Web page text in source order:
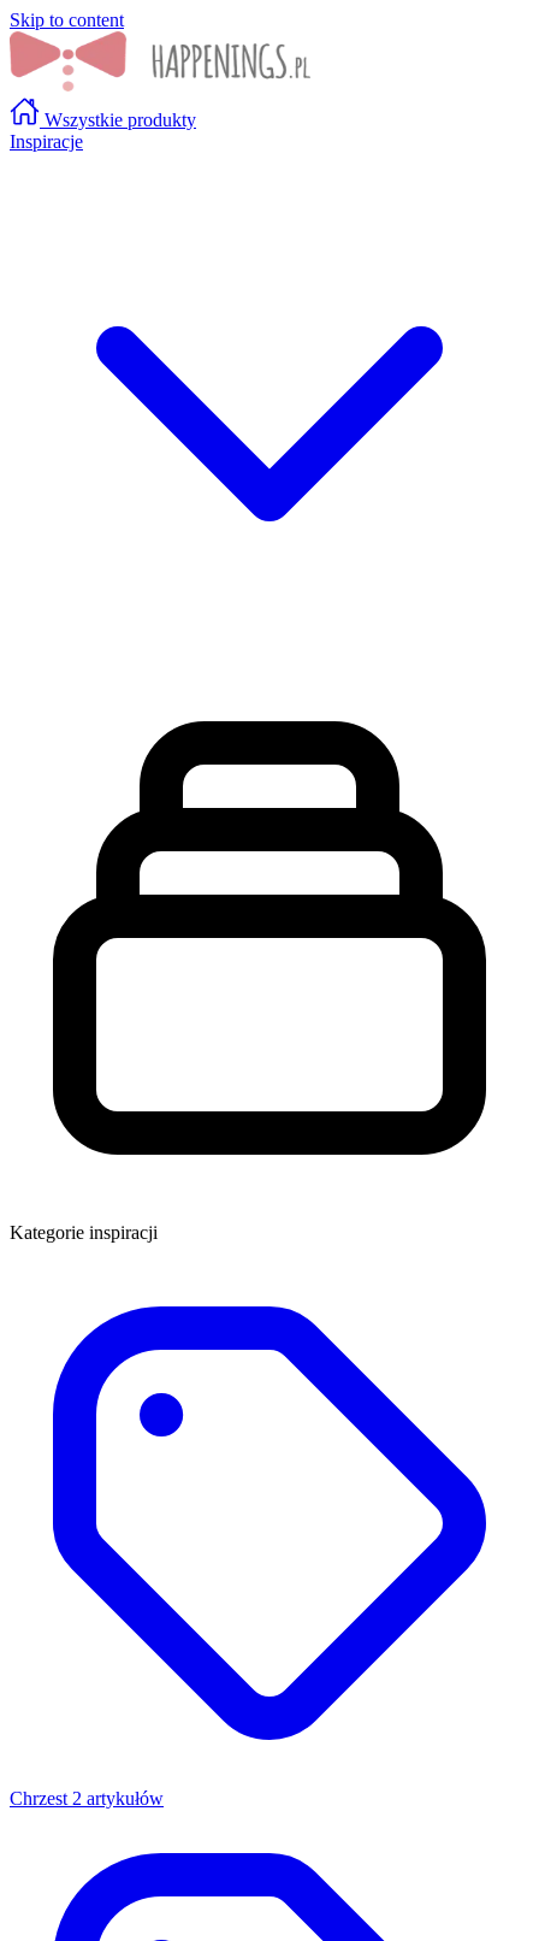
Skip to content
Wszystkie produkty
Inspiracje
Kategorie inspiracji
Chrzest 2 artykułów